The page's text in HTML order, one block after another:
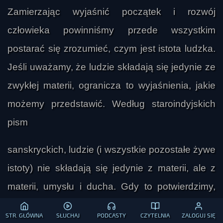
STR. GŁÓWNA SŁUCHAJ PODCASTY CZYTELNIA ZALOGUJ SIĘ
Zamierzając wyjaśnić początek i rozwój
człowieka powinniśmy przede wszystkim
postarać się zrozumieć, czym jest istota ludzka.
Jeśli uważamy, że ludzie składają się jedynie ze
zwykłej materii, ogranicza to wyjaśnienia, jakie
możemy przedstawić. Według staroindyjskich
pism
sanskryckich, ludzie (i wszystkie pozostałe żywe
istoty) nie składają się jedynie z materii, ale z
materii, umysłu i ducha. Gdy to potwierdzimy,
możliwość wyjaśnienia tożsamości i